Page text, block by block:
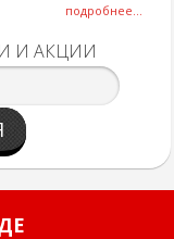
подробнее...
И АКЦИИ